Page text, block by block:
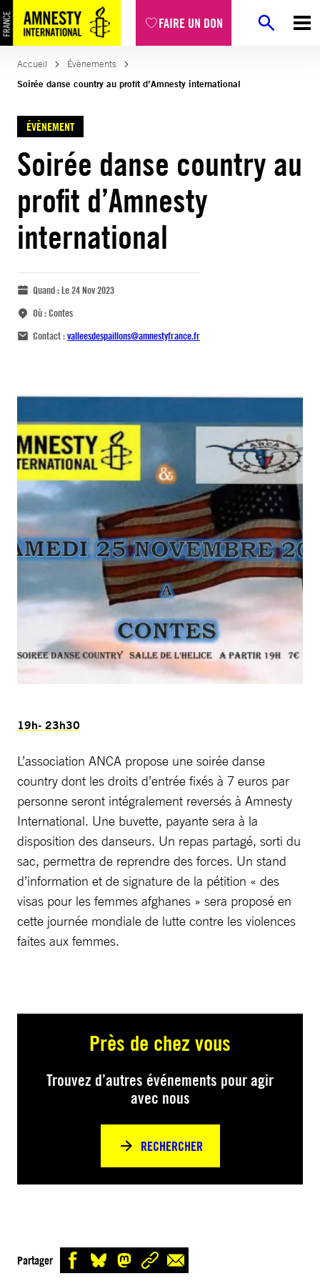
FAIRE UN DON
Accueil
Évènements
Soirée danse country au profit d’Amnesty international
ÉVÈNEMENT
Soirée danse country au
profit d’Amnesty
international
Quand :Le 24 Nov 2023
Où :Contes
Contact :valleesdespaillons@amnestyfrance.fr
19h- 23h30
L’association ANCA propose une soirée danse
country dont les droits d’entrée fixés à 7 euros par
personne seront intégralement reversés à Amnesty
International. Une buvette, payante sera à la
disposition des danseurs. Un repas partagé, sorti du
sac, permettra de reprendre des forces. Un stand
d’information et de signature de la pétition « des
visas pour les femmes afghanes » sera proposé en
cette journée mondiale de lutte contre les violences
faites aux femmes.
Près de chez vous
Trouvez d’autres événements pour agir
avec nous
RECHERCHER
Partager